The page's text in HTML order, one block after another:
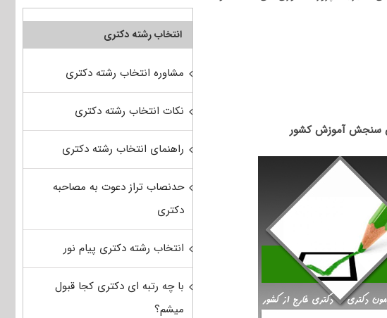
انتخاب رشته دکتری
مشاوره انتخاب رشته دکتری
نکات انتخاب رشته دکتری
راهنمای انتخاب رشته دکتری
حدنصاب تراز دعوت به مصاحبه
دکتری
انتخاب رشته دکتری پیام نور
با چه رتبه ای دکتری کجا قبول
میشم؟